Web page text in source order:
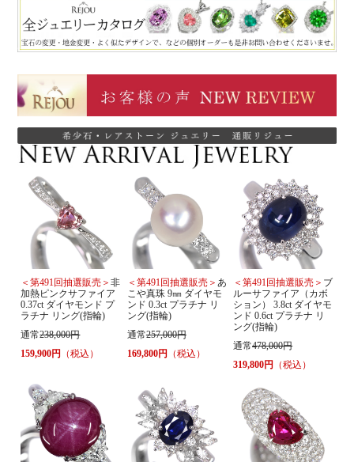
＜第491回抽選販売＞非
加熱ピンクサファイア
0.37ct ダイヤモンド プ
ラチナ リング(指輪)
通常238,000円
159,900円
（税込）
＜第491回抽選販売＞ あ
こや真珠 9㎜ ダイヤモ
ンド 0.3ct プラチナ リ
ング(指輪)
通常257,000円
169,800円
（税込）
＜第491回抽選販売＞ ブ
ルーサファイア（カボ
ション） 3.8ct ダイヤモ
ンド 0.6ct プラチナ リ
ング(指輪)
通常478,000円
319,800円
（税込）